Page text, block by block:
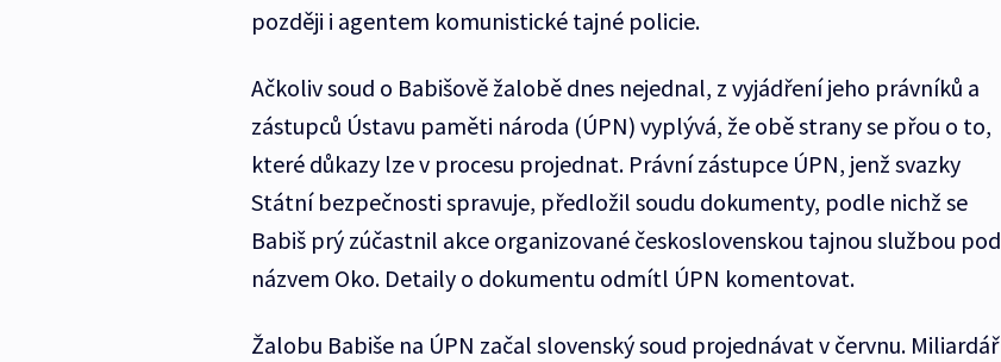
později i agentem komunistické tajné policie.
Ačkoliv soud o Babišově žalobě dnes nejednal, z vyjádření jeho právníků a
zástupců Ústavu paměti národa (ÚPN) vyplývá, že obě strany se přou o to,
které důkazy lze v procesu projednat. Právní zástupce ÚPN, jenž svazky
Státní bezpečnosti spravuje, předložil soudu dokumenty, podle nichž se
Babiš prý zúčastnil akce organizované československou tajnou službou pod
názvem Oko. Detaily o dokumentu odmítl ÚPN komentovat.
Žalobu Babiše na ÚPN začal slovenský soud projednávat v červnu. Miliardář